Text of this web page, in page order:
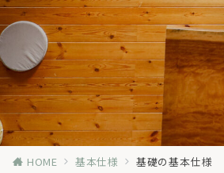
HOME 基本仕様 基礎の基本仕様